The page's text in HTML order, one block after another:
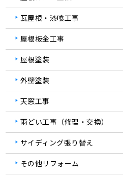
瓦屋根・漆喰工事
屋根板金工事
屋根塗装
外壁塗装
天窓工事
雨どい工事（修理・交換）
サイディング張り替え
その他リフォーム